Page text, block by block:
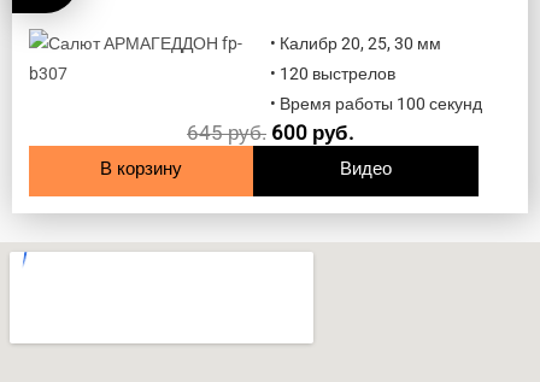
• Калибр 20, 25, 30 мм
• 120 выстрелов
• Время работы 100 секунд
645руб. 600 руб.
В корзину Видео